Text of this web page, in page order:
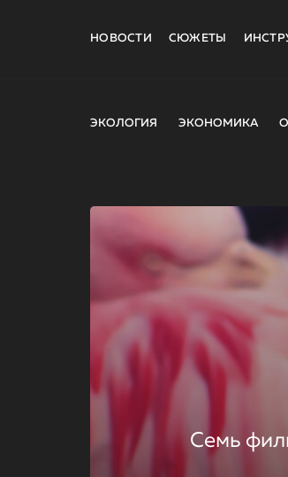
НОВОСТИ СЮЖЕТЫ
ЭКОЛОГИЯ ЭКОНОМИКА
Семь